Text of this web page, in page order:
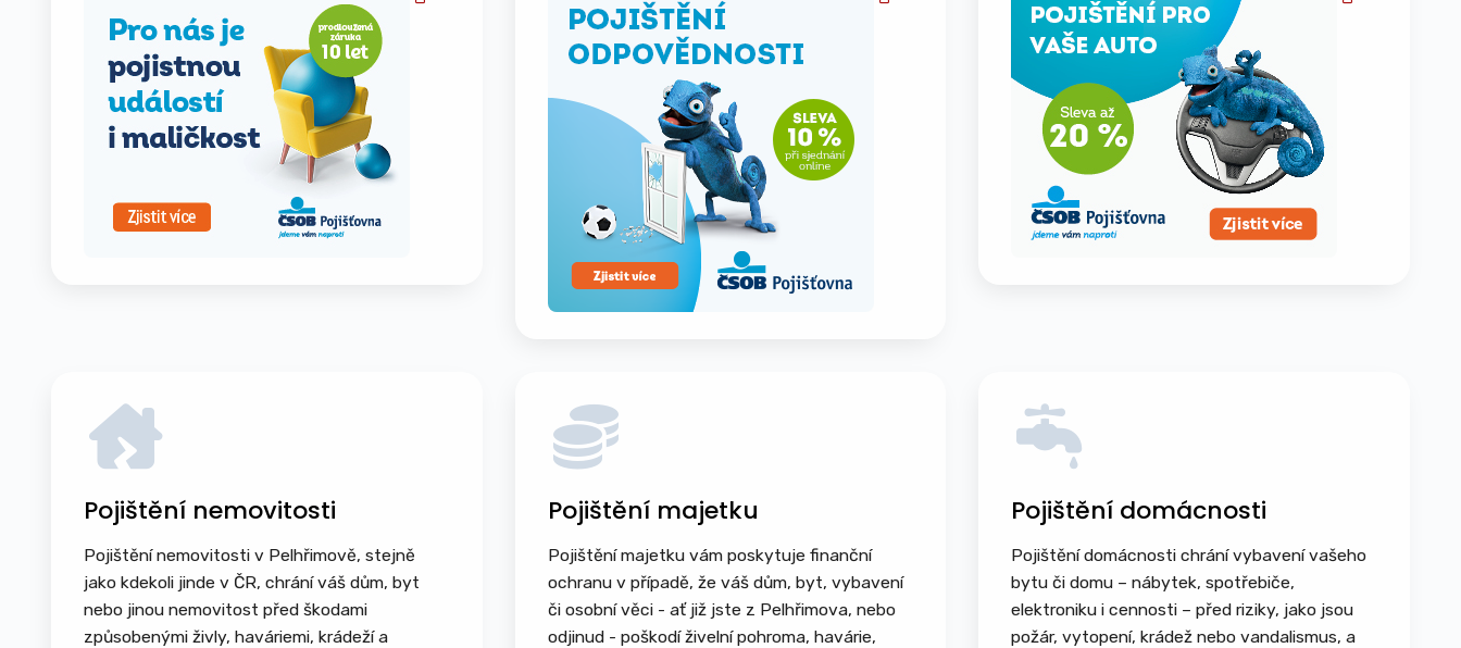
Pojištění nemovitosti
Pojištění nemovitosti v Pelhřimově, stejně
jako kdekoli jinde v ČR, chrání váš dům, byt
nebo jinou nemovitost před škodami
způsobenými živly, haváriemi, krádeží a
Pojištění majetku
Pojištění majetku vám poskytuje finanční
ochranu v případě, že váš dům, byt, vybavení
či osobní věci - ať již jste z Pelhřimova, nebo
odjinud - poškodí živelní pohroma, havárie,
Pojištění domácnosti
Pojištění domácnosti chrání vybavení vašeho
bytu či domu – nábytek, spotřebiče,
elektroniku i cennosti – před riziky, jako jsou
požár, vytopení, krádež nebo vandalismus, a